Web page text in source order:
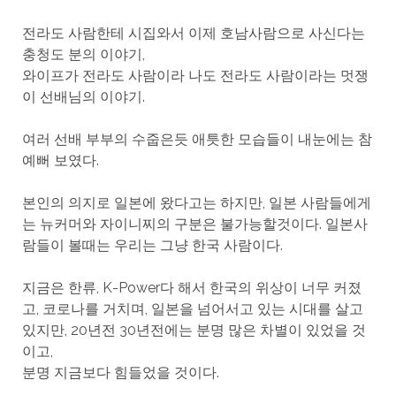
전라도 사람한테 시집와서 이제 호남사람으로 사신다는
충청도 분의 이야기,
와이프가 전라도 사람이라 나도 전라도 사람이라는 멋쟁
이 선배님의 이야기.
여러 선배 부부의 수줍은듯 애틋한 모습들이 내눈에는 참
예뻐 보였다.
본인의 의지로 일본에 왔다고는 하지만, 일본 사람들에게
는 뉴커머와 자이니찌의 구분은 불가능할것이다. 일본사
람들이 볼때는 우리는 그냥 한국 사람이다.
지금은 한류, K-Power다 해서 한국의 위상이 너무 커졌
고, 코로나를 거치며, 일본을 넘어서고 있는 시대를 살고
있지만, 20년전 30년전에는 분명 많은 차별이 있었을 것
이고,
분명 지금보다 힘들었을 것이다.